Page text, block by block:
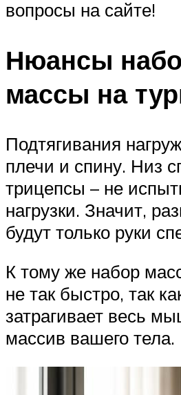
вопросы на сайте!
Нюансы
массы на
Подтягивания
плечи и спину. Низ
трицепсы – не
нагрузки. Значит,
будут только руки
К тому же набор
не так быстро, так
затрагивает весь
массив вашего тела.